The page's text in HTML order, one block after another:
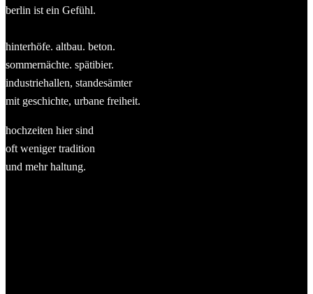
berlin ist ein Gefühl.
hinterhöfe. altbau. beton.
sommernächte. spätibier.
industriehallen, standesämter
mit geschichte, urbane freiheit.
hochzeiten hier sind
oft weniger tradition
und mehr haltung.